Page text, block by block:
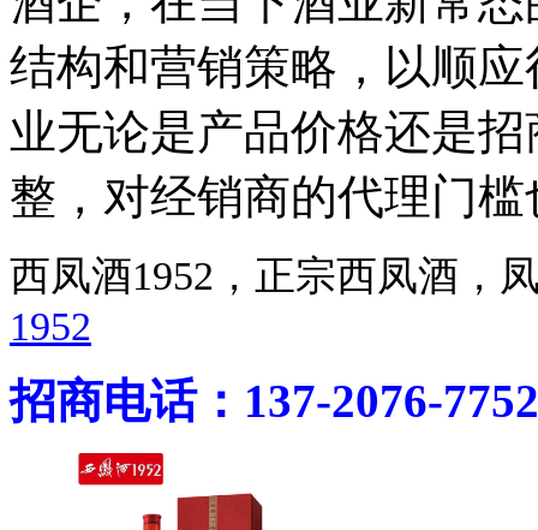
结构和营销策略，以顺
业无论是产品价格还是
整，对经销商的代理门
西凤酒1952，正宗西凤酒
1952
招商电话：137-2076-7752